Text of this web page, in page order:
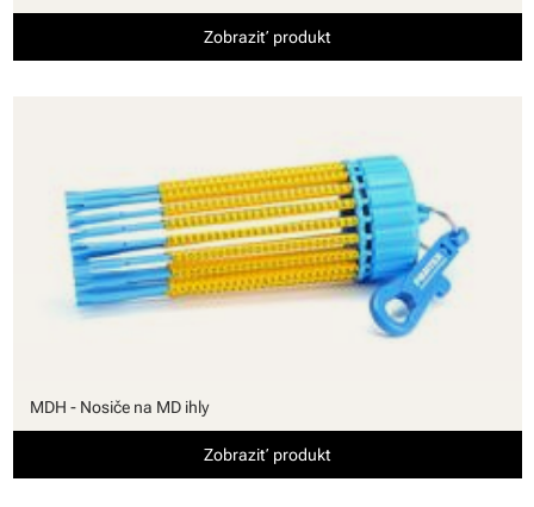
Zobraziť produkt
MDH - Nosiče na MD ihly
Zobraziť produkt